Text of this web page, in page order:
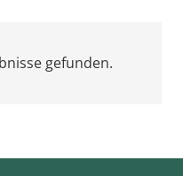
gefunden.